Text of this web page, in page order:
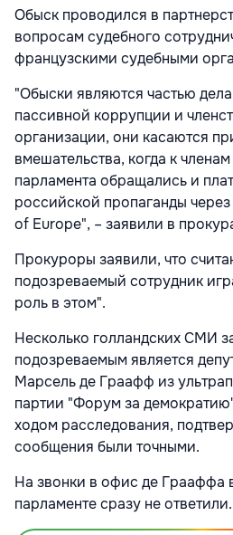
Обыск проводился в
вопросам судебного
французскими судебными
"Обыски являются частью
пассивной коррупции и
организации, они касаются
вмешательства, когда к
парламента обращались и
российской пропаганды
of Europe", – заявили в
Прокуроры заявили, что
подозреваемый сотрудник
роль в этом".
Несколько голландских СМИ
подозреваемым является
Марсель де Граафф из
партии "Форум за
ходом расследования,
сообщения были точными.
На звонки в офис де Грааффа
парламенте сразу не ответили.